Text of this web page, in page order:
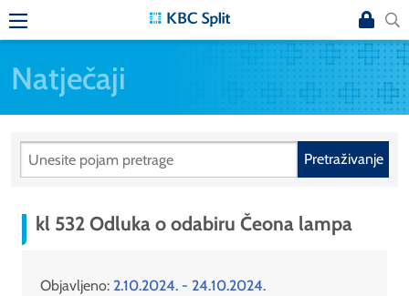
Natječaji
Pretraživanje
kl 532 Odluka o odabiru Čeona lampa
Objavljeno: 2.10.2024. - 24.10.2024.